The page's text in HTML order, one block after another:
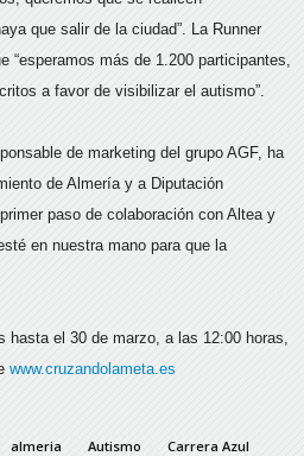
que salir de la ciudad”. La Runner
“esperamos más de 1.200 participantes,
a favor de visibilizar el autismo”.
de marketing del grupo AGF, ha
de Almería y a Diputación
paso de colaboración con Altea y
en nuestra mano para que la
hasta el 30 de marzo, a las 12:00 horas,
www.cruzandolameta.es
almeria Autismo
Carrera Azul